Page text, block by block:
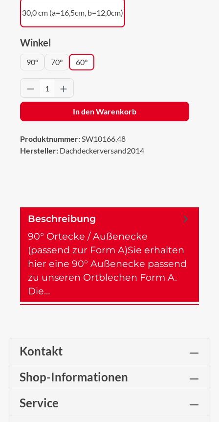
30,0 cm (a=16,5cm, b=12,0cm)
Winkel
90° 70° 60°
Produkt Anzahl: Gib den gewünschten
In den Warenkorb
Produktnummer:SW10166.48
Hersteller: Dachdeckerversand2014
Beschreibung
90° Ortecke / Außenecke
(passend zur Form A)Sie erhalten
hier eine 90° Außenecke passend
zu unseren Ortblechen Form A.
Die…
Kontakt
Shop-Informationen
Service